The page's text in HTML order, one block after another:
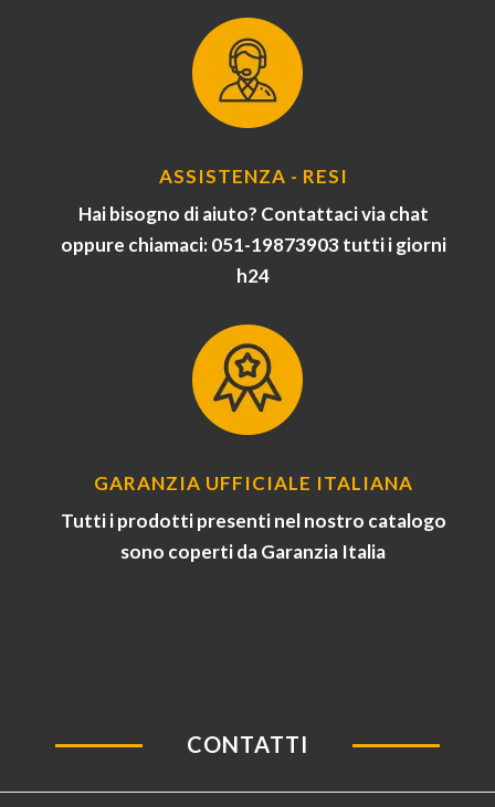
ASSISTENZA - RESI
Hai bisogno di aiuto? Contattaci via chat
oppure chiamaci: 051-19873903 tutti i giorni
h24
GARANZIA UFFICIALE ITALIANA
Tutti i prodotti presenti nel nostro catalogo
sono coperti da Garanzia Italia
CONTATTI